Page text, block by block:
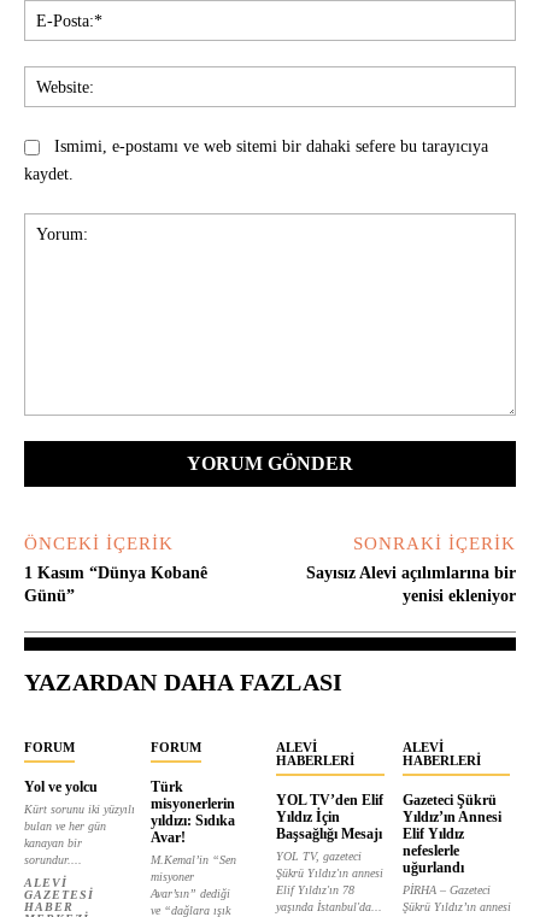
Ismimi, e-postamı ve web sitemi bir dahaki sefere bu tarayıcıya
kaydet.
ÖNCEKI İÇERIK
1 Kasım “Dünya Kobanê
Günü”
SONRAKI İÇERIK
Sayısız Alevi açılımlarına bir
yenisi ekleniyor
YAZARDAN DAHA FAZLASI
FORUM
Yol ve yolcu
Kürt sorunu iki yüzyılı
bulan ve her gün
kanayan bir
sorundur....
ALEVI
GAZETESI
HABER
FORUM
Türk
misyonerlerin
yıldızı: Sıdıka
Avar!
M.Kemal’in “Sen
misyoner
Avar’sın” dediği
ve “dağlara ışık
ALEVI
HABERLERI
YOL TV’den Elif
Yıldız İçin
Başsağlığı Mesajı
YOL TV, gazeteci
Şükrü Yıldız'ın annesi
Elif Yıldız'ın 78
yaşında İstanbul'da...
ALEVI
HABERLERI
Gazeteci Şükrü
Yıldız’ın Annesi
Elif Yıldız
nefeslerle
uğurlandı
PİRHA – Gazeteci
Şükrü Yıldız’ın annesi